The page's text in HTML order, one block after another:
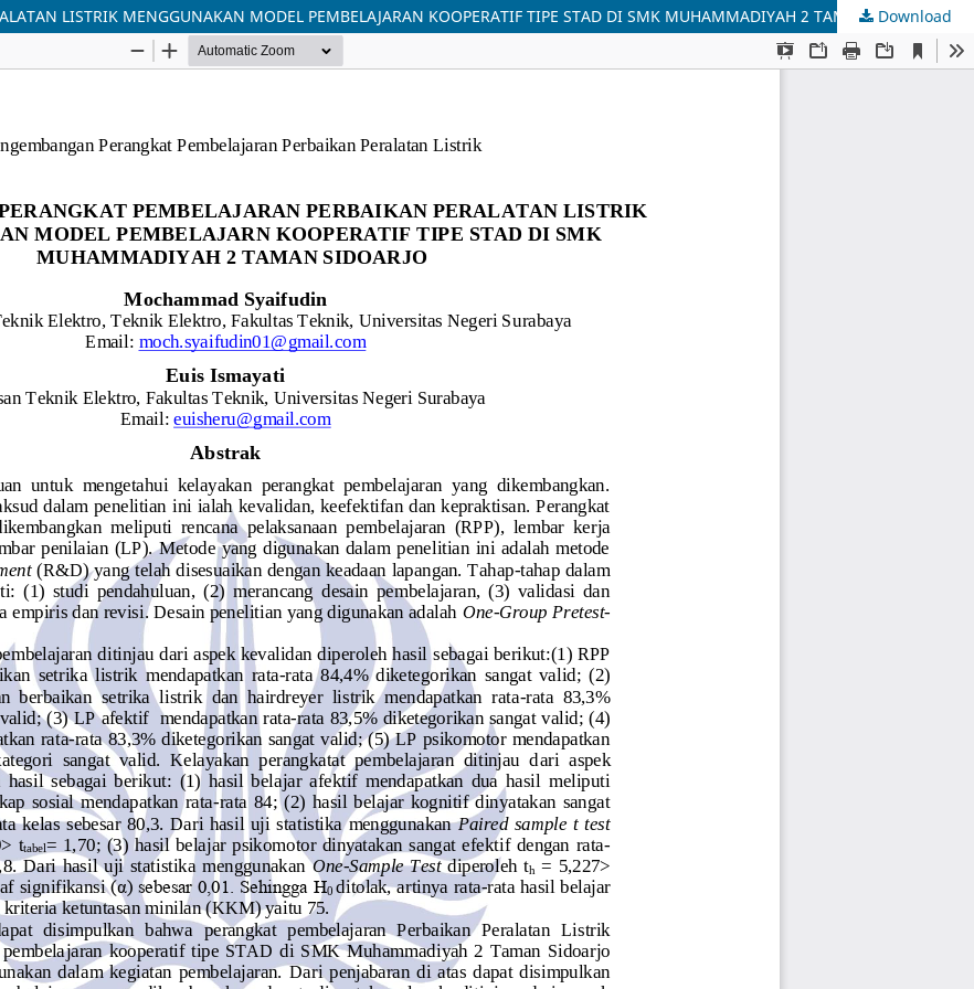
LISTRIK MENGGUNAKAN MODEL PEMBELAJARAN KOOPERATIF TIPE STAD DI SMK MUHAMMADIYAH 2 TAMAN SIDOARJO
Download